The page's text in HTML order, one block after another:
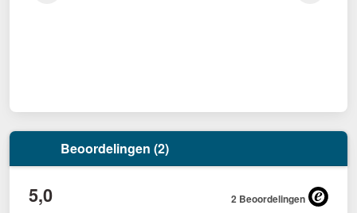
Beoordelingen (2)
5,0 2 Beoordelingen